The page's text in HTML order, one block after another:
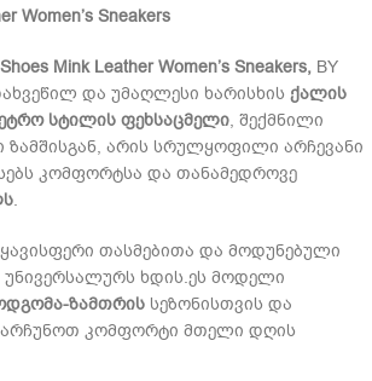
Women’s Sneakers
Mink Leather Women’s Sneakers, BY
და უმაღლესი ხარისხის ქალის
სტილის ფეხსაცმელი, შექმნილი
არის სრულყოფილი არჩევანი
კომფორტსა და თანამედროვე
.
ყავისფერი თასმებითა და მოდუნებული
ხდის.ეს მოდელი
ზამთრის სეზონისთვის და
კომფორტი მთელი დღის